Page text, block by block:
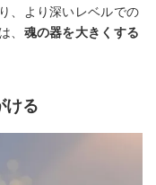
、より深いレベルでの
、 魂の器を大きくする
ける